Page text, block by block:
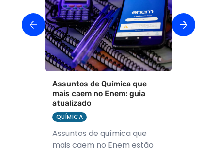
Assuntos de Química que
mais caem no Enem: guia
atualizado
QUÍMICA
Assuntos de química que
mais caem no Enem estão